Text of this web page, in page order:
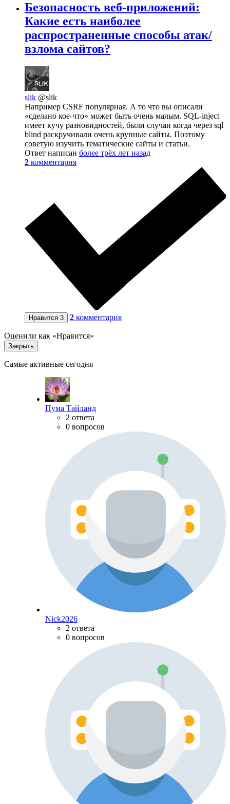
Безопасность веб-приложений:
Какие есть наиболее
распространенные способы атак/
взлома сайтов?
slik @slik
Например CSRF популярная. А то что вы описали
«сделано кое-что» может быть очень малым. SQL-inject
имеет кучу разновидностей, были случаи когда через sql
blind раскручивали очень крупные сайты. Поэтому
советую изучить тематические сайты и статьи.
Ответ написан более трёх лет назад
2 комментария
Нравится 3 2 комментария
Оценили как «Нравится»
Закрыть
Самые активные сегодня
Пума Тайланд
2 ответа
0 вопросов
Nick2026
2 ответа
0 вопросов